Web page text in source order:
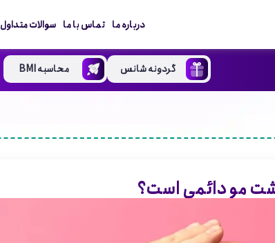
درباره ما تماس با ما سوالات متداول
گردونه شانس محاسبه BMI
مو دائمی است؟